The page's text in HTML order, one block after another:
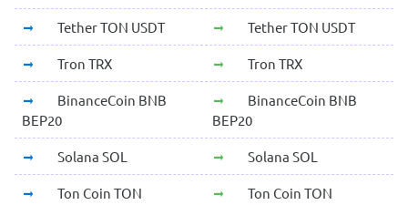
Tether TON USDT Tether TON USDT
Tron TRX Tron TRX
BinanceCoin BNB
BEP20
BinanceCoin BNB
BEP20
Solana SOL Solana SOL
Ton Coin TON Ton Coin TON